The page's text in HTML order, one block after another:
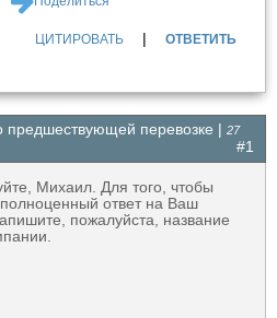
ЦИТИРОВАТЬ | ОТВЕТИТЬ
предшествующей перевозке | 27
#1
Михаил. Для того, чтобы
полноценный ответ на Ваш
пожалуйста, название